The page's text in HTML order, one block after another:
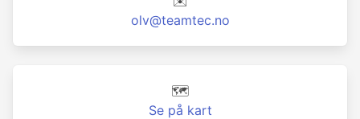
olv@teamtec.no
🗺️
Se på kart